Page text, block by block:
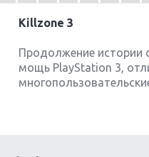
Killzone 3
Продолжение истории
мощь PlayStation 3,